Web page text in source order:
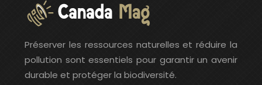
Préserver les ressources naturelles et réduire la
pollution sont essentiels pour garantir un avenir
durable et protéger la biodiversité.